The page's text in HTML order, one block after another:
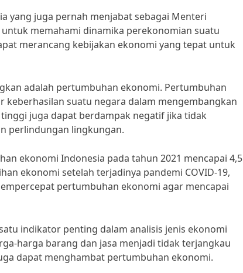
yang juga pernah menjabat sebagai Menteri
memahami dinamika perekonomian suatu
merancang kebijakan ekonomi yang tepat untuk
adalah pertumbuhan ekonomi. Pertumbuhan
suatu negara dalam mengembangkan
juga dapat berdampak negatif jika tidak
perlindungan lingkungan.
ekonomi Indonesia pada tahun 2021 mencapai 4,5
ekonomi setelah terjadinya pandemi COVID-19,
pertumbuhan ekonomi agar mencapai
indikator penting dalam analisis jenis ekonomi
harga barang dan jasa menjadi tidak terjangkau
dapat menghambat pertumbuhan ekonomi.